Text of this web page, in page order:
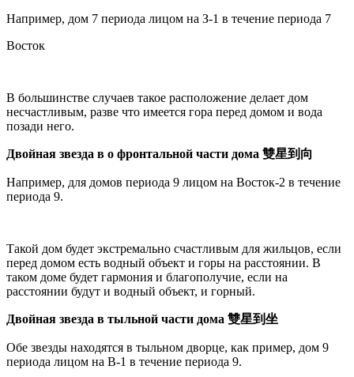
Например, дом 7 периода лицом на З-1 в течение периода 7
Восток
В большинстве случаев такое расположение делает дом
несчастливым, разве что имеется гора перед домом и вода
позади него.
Двойная звезда в о фронтальной части дома 雙星到向
Например, для домов периода 9 лицом на Восток-2 в течение
периода 9.
Такой дом будет экстремально счастливым для жильцов, если
перед домом есть водный объект и горы на расстоянии. В
таком доме будет гармония и благополучие, если на
расстоянии будут и водный объект, и горный.
Двойная звезда в тыльной части дома 雙星到坐
Обе звезды находятся в тыльном дворце, как пример, дом 9
периода лицом на В-1 в течение периода 9.